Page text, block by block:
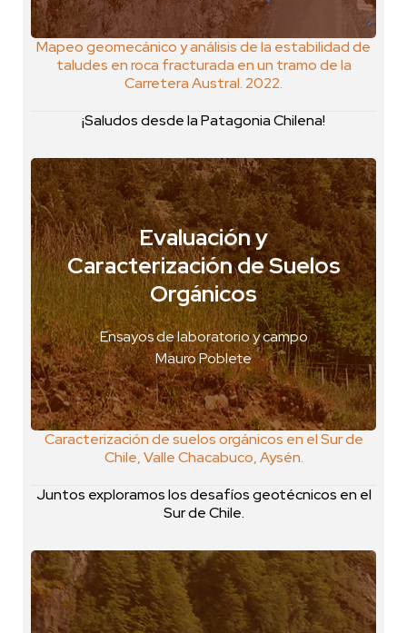
Mapeo geomecánico y análisis de la estabilidad de
taludes en roca fracturada en un tramo de la
Carretera Austral. 2022.
¡Saludos desde la Patagonia Chilena!
Evaluación y
Caracterización de Suelos
Orgánicos
Ensayos de laboratorio y campo
Mauro Poblete
Valle Chacabuco, Chile
VER FOTO
VER GEOPOSTAL
Caracterización de suelos orgánicos en el Sur de
Chile, Valle Chacabuco, Aysén.
Juntos exploramos los desafíos geotécnicos en el
Sur de Chile.